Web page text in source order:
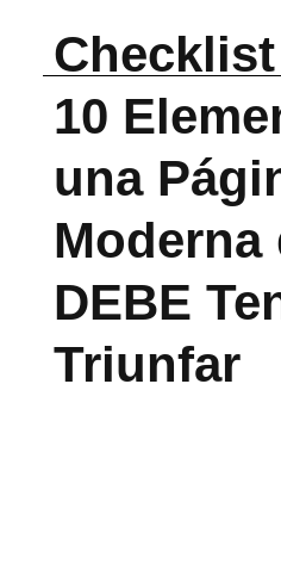
10
una
Moderna
DEBE
Triunfar